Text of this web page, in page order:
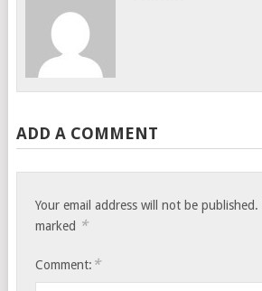
ADD A COMMENT
Your email address will not be published.
marked *
Comment: *